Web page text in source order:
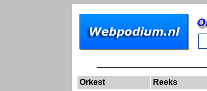
Orkest Reeks